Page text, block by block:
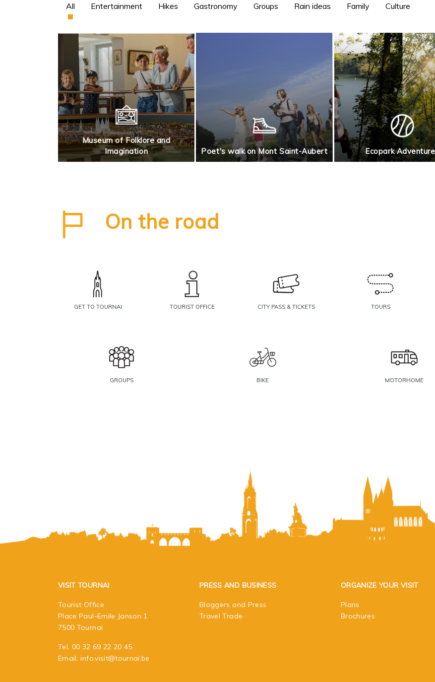
All Entertainment Hikes Gastronomy Groups Rain ideas Family Culture
Museum of Folklore and
Imagination
Poet's walk on Mont Saint-Aubert Ecopark
On the road
GET TO TOURNAI TOURIST OFFICE CITY PASS & TICKETS TOURS
GROUPS BIKE MOTORHOME
VISIT TOURNAI
Tourist Office
Place Paul-Emile Janson 1
7500 Tournai
Tel. 00 32 69 22 20 45
Email:info.visit@tournai.be
PRESS AND BUSINESS
Bloggers and Press
Travel Trade
ORGANIZE YOUR VISIT
Plans
Brochures